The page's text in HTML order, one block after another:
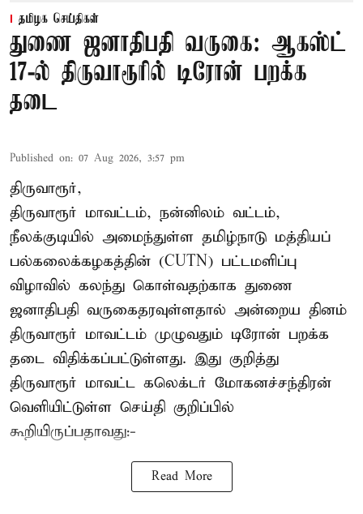
தமிழக செய்திகள்
துணை ஜனாதிபதி வருகை: ஆகஸ்ட்
17-ல் திருவாரூரில் டிரோன் பறக்க
தடை
Published on: 07 Aug 2026, 3:57 pm
திருவாரூர்,
திருவாரூர் மாவட்டம், நன்னிலம் வட்டம்,
நீலக்குடியில் அமைந்துள்ள தமிழ்நாடு மத்தியப்
பல்கலைக்கழகத்தின் (CUTN) பட்டமளிப்பு
விழாவில் கலந்து கொள்வதற்காக துணை
ஜனாதிபதி வருகைதரவுள்ளதால் அன்றைய தினம்
திருவாரூர் மாவட்டம் முழுவதும் டிரோன் பறக்க
தடை விதிக்கப்பட்டுள்ளது. இது குறித்து
திருவாரூர் மாவட்ட கலெக்டர் மோகனச்சந்திரன்
வெளியிட்டுள்ள செய்தி குறிப்பில்
கூறியிருப்பதாவது:-
Read More